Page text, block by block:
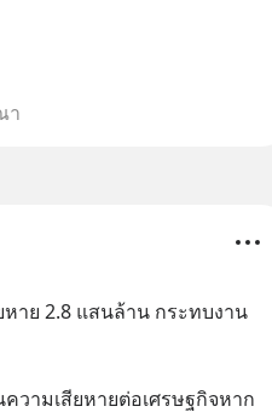
า
หาย 2.8 แสนล้าน กระทบงาน
วามเสียหายต่อเศรษฐกิจหาก